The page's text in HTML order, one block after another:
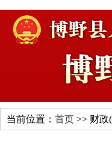
当前位置： 首页 >> 财政